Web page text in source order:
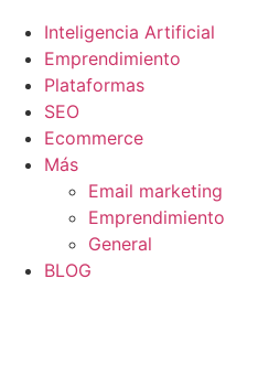
Inteligencia Artificial
Emprendimiento
Plataformas
SEO
Ecommerce
Más
Email marketing
Emprendimiento
General
BLOG